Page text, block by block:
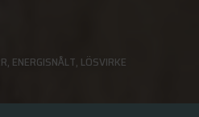
, ENERGISNÅLT, LÖSVIRKE